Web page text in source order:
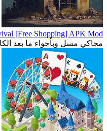
[Free Shopping] APK Mod
محاكي مسلٍ وبأجواء ما بعد